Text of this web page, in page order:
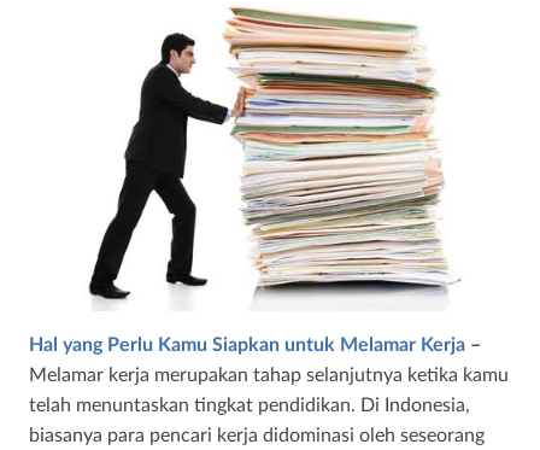
Hal yang Perlu Kamu Siapkan untuk Melamar Kerja –
Melamar kerja merupakan tahap selanjutnya ketika kamu
telah menuntaskan tingkat pendidikan. Di Indonesia,
biasanya para pencari kerja didominasi oleh seseorang